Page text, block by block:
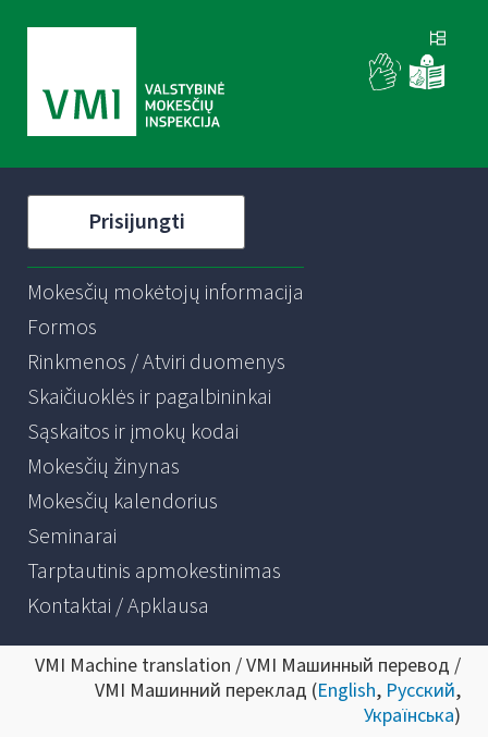
Prisijungti
Mokesčių mokėtojų informacija
Formos
Rinkmenos / Atviri duomenys
Skaičiuoklės ir pagalbininkai
Sąskaitos ir įmokų kodai
Mokesčių žinynas
Mokesčių kalendorius
Seminarai
Tarptautinis apmokestinimas
Kontaktai / Apklausa
VMI Machine translation / VMI Машинный перевод /
VMI Машинний переклад (English, Русский,
Українська)